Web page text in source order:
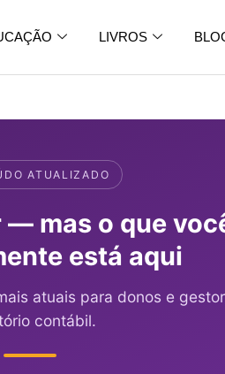
LIVROS
ATUALIZADO
— mas o que
está aqui
atuais para donos e
contábil.